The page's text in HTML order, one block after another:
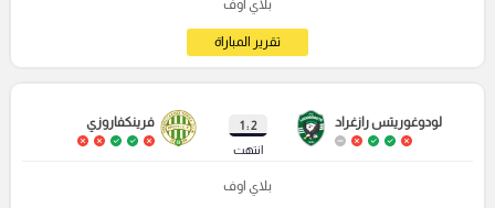
بلاي اوف
تقرير المباراة
لودوغوريتس رازغراد
2 : 1
انتهت
فرينكفاروزي
بلاي اوف